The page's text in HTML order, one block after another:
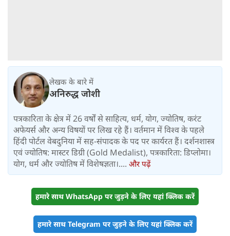
लेखक के बारे में
अनिरुद्ध जोशी
पत्रकारिता के क्षेत्र में 26 वर्षों से साहित्य, धर्म, योग, ज्योतिष, करंट
अफेयर्स और अन्य विषयों पर लिख रहे हैं। वर्तमान में विश्‍व के पहले
हिंदी पोर्टल वेबदुनिया में सह-संपादक के पद पर कार्यरत हैं। दर्शनशास्त्र
एवं ज्योतिष: मास्टर डिग्री (Gold Medalist), पत्रकारिता: डिप्लोमा।
योग, धर्म और ज्योतिष में विशेषज्ञता।.... और पढ़ें
हमारे साथ WhatsApp पर जुड़ने के लिए यहां क्लिक करें
हमारे साथ Telegram पर जुड़ने के लिए यहां क्लिक करें